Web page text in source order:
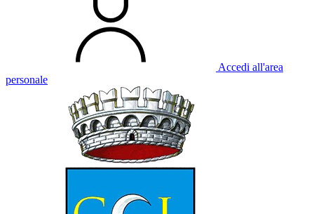
Accedi all'area
personale